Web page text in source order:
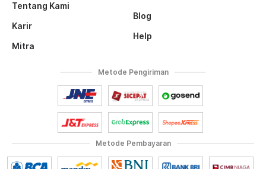
Tentang Kami
Karir
Mitra
Blog
Help
Metode Pembayaran
Metode Pengiriman